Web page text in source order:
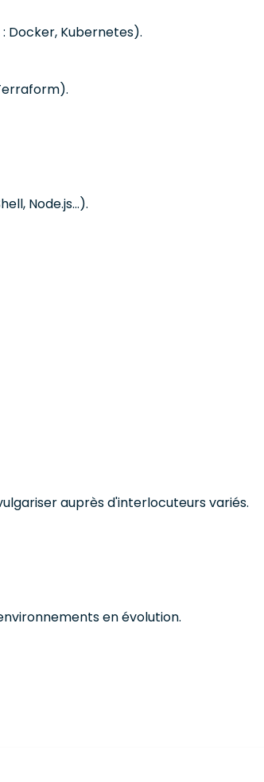
: Docker, Kubernetes).
Node.js…).
auprès d'interlocuteurs variés.
en évolution.